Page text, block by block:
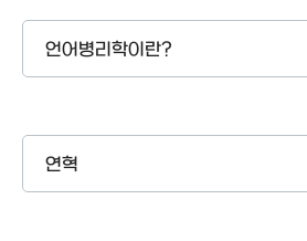
언어병리학이란?
연혁